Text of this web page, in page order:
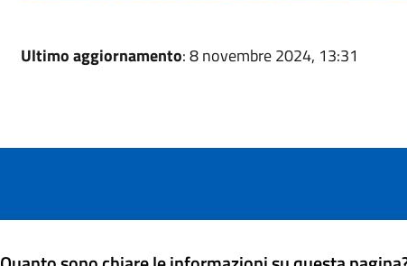
Ultimo aggiornamento: 8 novembre 2024, 13:31